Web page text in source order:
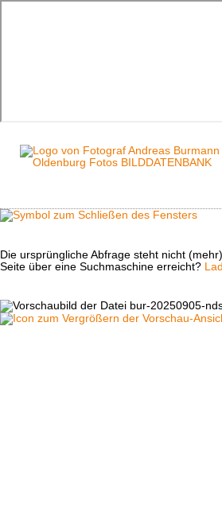
Die ursprüngliche Abfrage steht nicht
Seite über eine Suchmaschine erreicht?